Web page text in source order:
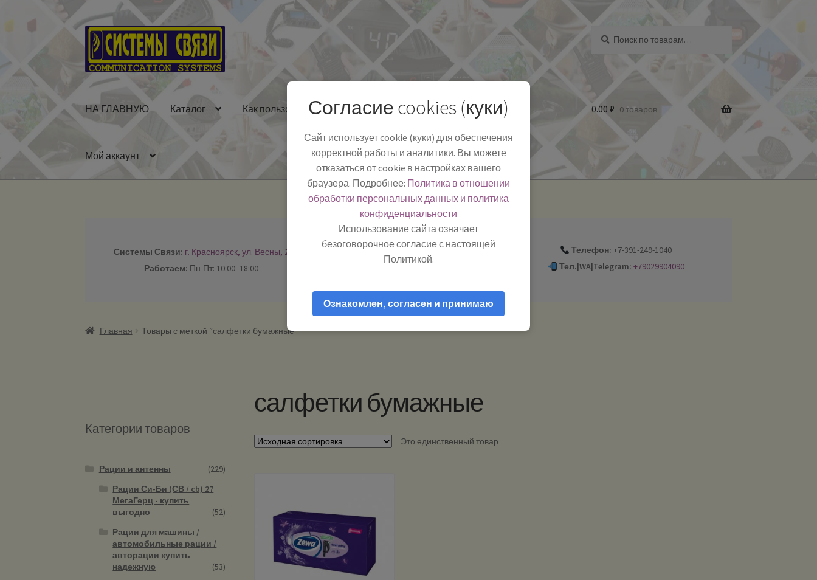
Перейти
к
навигации
Перейти
к
содержимому
НА ГЛАВНУЮ Каталог Как пользоваться Полезная информация БЛОГ
Мой аккаунт
0.00 ₽ 0 товаров
Системы Связи: г. Красноярск, ул. Весны, 2
Работаем: Пн-Пт: 10:00–18:00
-
Телефон: +7-391-249-1040
Тел.|WA|Telegram: +79029904090
Главная Товары с меткой “салфетки бумажные”
салфетки бумажные
Это единственный товар
Категории товаров
Рации и антенны
(229)
Рации Си-Би (СВ / cb) 27
МегаГерц - купить
выгодно
(52)
Рации для машины /
автомобильные рации /
авторации купить
надежную
(53)
Согласие cookies (куки)
Сайт использует cookie (куки) для обеспечения
корректной работы и аналитики. Вы можете
отказаться от cookie в настройках вашего
браузера. Подробнее: Политика в отношении
обработки персональных данных и политика
конфиденциальности
Использование сайта означает
безоговорочное согласие с настоящей
Политикой.
Ознакомлен, согласен и принимаю